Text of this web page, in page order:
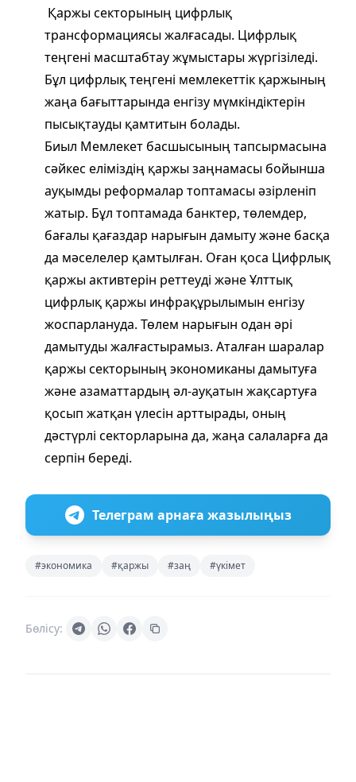
Қаржы секторының цифрлық
трансформациясы жалғасады. Цифрлық
теңгені масштабтау жұмыстары жүргізіледі.
Бұл цифрлық теңгені мемлекеттік қаржының
жаңа бағыттарында енгізу мүмкіндіктерін
пысықтауды қамтитын болады.
Биыл Мемлекет басшысының тапсырмасына
сәйкес еліміздің қаржы заңнамасы бойынша
ауқымды реформалар топтамасы әзірленіп
жатыр. Бұл топтамада банктер, төлемдер,
бағалы қағаздар нарығын дамыту және басқа
да мәселелер қамтылған. Оған қоса Цифрлық
қаржы активтерін реттеуді және Ұлттық
цифрлық қаржы инфрақұрылымын енгізу
жоспарлануда. Төлем нарығын одан әрі
дамытуды жалғастырамыз. Аталған шаралар
қаржы секторының экономиканы дамытуға
және азаматтардың әл-ауқатын жақсартуға
қосып жатқан үлесін арттырады, оның
дәстүрлі секторларына да, жаңа салаларға да
серпін береді.
Телеграм арнаға жазылыңыз
#экономика #қаржы #заң #үкімет
Бөлісу: